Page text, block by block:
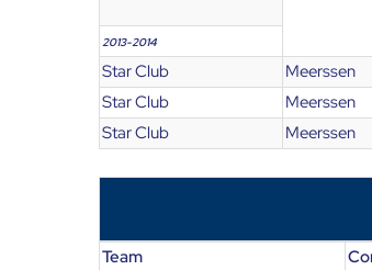
2013-2014
Star Club Meerssen
Star Club
Meerssen
Star Club
Meerssen
Team